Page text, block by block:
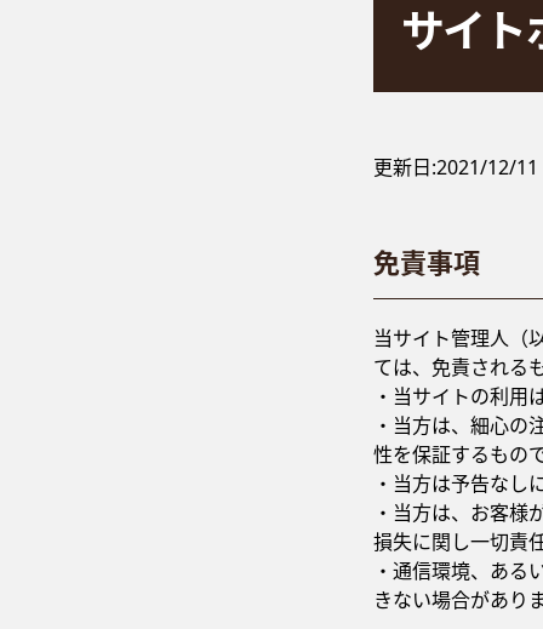
サイト
更新日:2021/12/11
免責事項
当サイト管理人（
ては、免責される
・当サイトの利用
・当方は、細心の
性を保証するもの
・当方は予告なし
・当方は、お客様
損失に関し一切責
・通信環境、ある
きない場合があり